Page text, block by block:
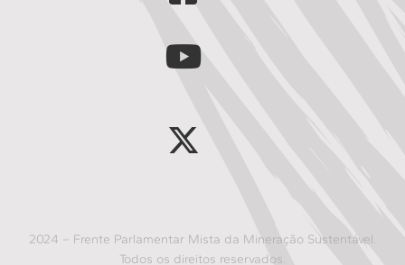
2024 – Frente Parlamentar Mista da Mineração Sustentável.
Todos os direitos reservados.